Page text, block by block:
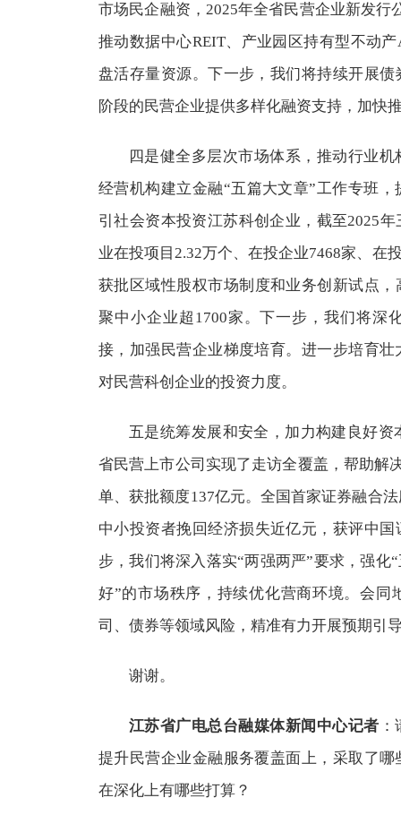
市场民企融资，2025年全省民营企业新发行
推动数据中心REIT、产业园区持有型不动
盘活存量资源。下一步，我们将持续开展
阶段的民营企业提供多样化融资支持，加快
四是健全多层次市场体系，推动行业
经营机构建立金融“五篇大文章”工作专班
引社会资本投资江苏科创企业，截至2025
业在投项目2.32万个、在投企业7468家、在
获批区域性股权市场制度和业务创新试点
聚中小企业超1700家。下一步，我们将深
接，加强民营企业梯度培育。进一步培育
对民营科创企业的投资力度。
五是统筹发展和安全，加力构建良好
省民营上市公司实现了走访全覆盖，帮助解
单、获批额度137亿元。全国首家证券融合
中小投资者挽回经济损失近亿元，获评中
步，我们将深入落实“两强两严”要求，强化
好”的市场秩序，持续优化营商环境。会同
司、债券等领域风险，精准有力开展预期引
谢谢。
江苏省广电总台融媒体新闻中心记者
提升民营企业金融服务覆盖面上，采取了
在深化上有哪些打算？